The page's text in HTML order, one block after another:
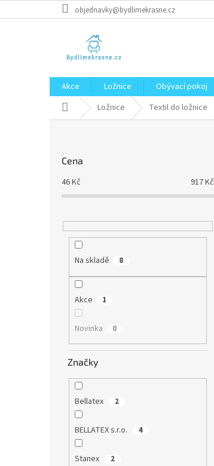
na
objednavky@bydlimekrasne.cz
Akce Ložnice Obývací pokoj
Domů Ložnice Textil do ložnice
Cena
46Kč 917Kč
Na skladě 8
Akce 1
Novinka 0
Značky
Bellatex 2
BELLATEX s.r.o. 4
Stanex 2